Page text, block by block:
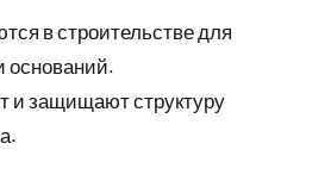
в строительстве для
оснований.
и защищают структуру